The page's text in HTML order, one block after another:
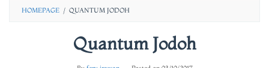
HOMEPAGE / QUANTUM JODOH
Quantum Jodoh